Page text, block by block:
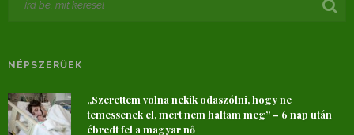
NÉPSZERŰEK
„Szerettem volna nekik odaszólni, hogy ne
temessenek el, mert nem haltam meg” – 6 nap után
ébredt fel a magyar nő